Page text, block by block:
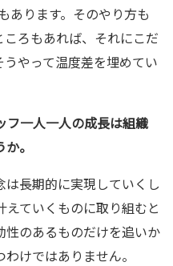
あります。そのやり方も
ろもあれば、それにこだ
やって温度差を埋めてい
フ一人一人の成長は組織
。
長期的に実現していくし
ていくものに取り組むと
性のあるものだけを追いか
けではありません。